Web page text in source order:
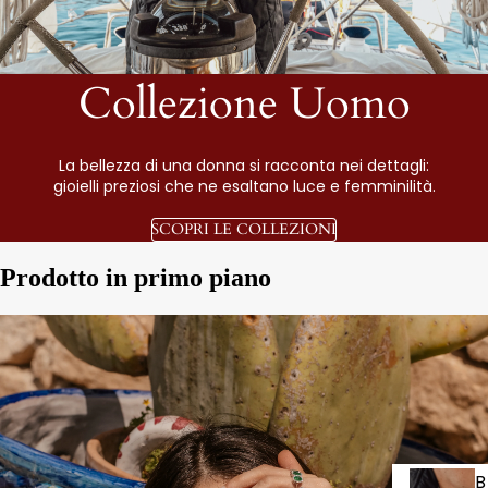
B
Collezione Uomo
La bellezza di una donna si racconta nei dettagli:
gioielli preziosi che ne esaltano luce e femminilità.
SCOPRI LE COLLEZIONI
Prodotto in primo piano